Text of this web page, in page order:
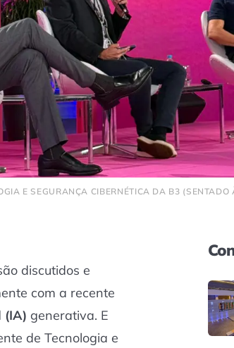
E SEGURANÇA CIBERNÉTICA DA B3
discutidos e
com a recente
(IA) generativa. E
de Tecnologia e